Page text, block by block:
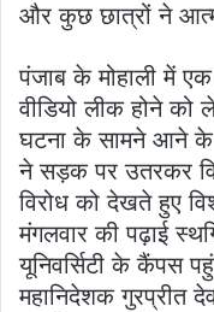
और कुछ छात्रों ने
पंजाब के मोहाली में
वीडियो लीक होने को
घटना के सामने आने के
ने सड़क पर उतरकर
विरोध को देखते हुए
मंगलवार की पढ़ाई
यूनिवर्सिटी के कैंपस
महानिदेशक गुरप्रीत